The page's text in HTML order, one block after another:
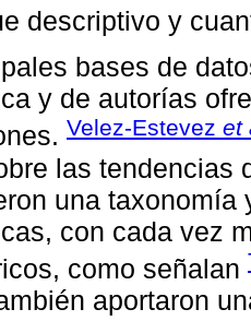
descriptivo y
bases de
y de autorías
Velez-Estevez et
las tendencias
una
con cada vez
como señalan
aportaron